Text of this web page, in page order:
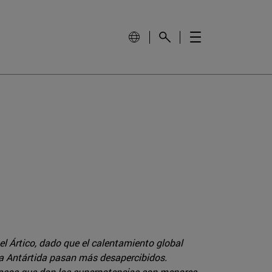
Ártico, dado que el calentamiento global
Antártida pasan más desapercibidos.